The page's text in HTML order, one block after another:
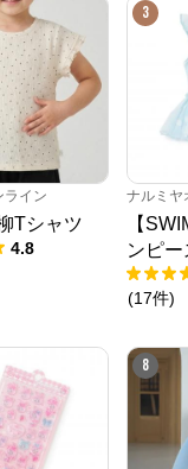
ライン
Tシャツ
4.8
3
ナルミヤ
【
ンピ
(17件)
8
ナル
※外部
ナルミヤオ
ミヤオンライン公式通販シ
ラブトキシック、アナスイ